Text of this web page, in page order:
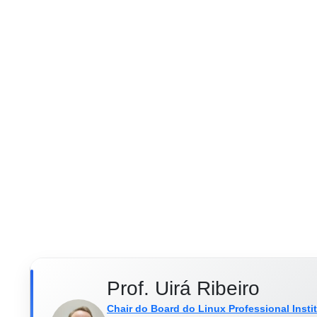
Prof. Uirá Ribeiro
Chair do Board do Linux Professional